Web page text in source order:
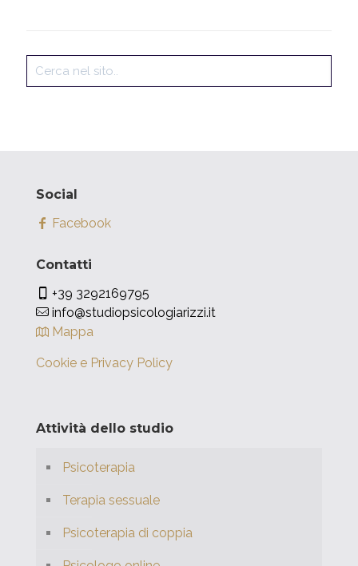
Social
Facebook
Contatti
+39 3292169795
info@studiopsicologiarizzi.it
Mappa
Cookie e Privacy Policy
Attività dello studio
Psicoterapia
Terapia sessuale
Psicoterapia di coppia